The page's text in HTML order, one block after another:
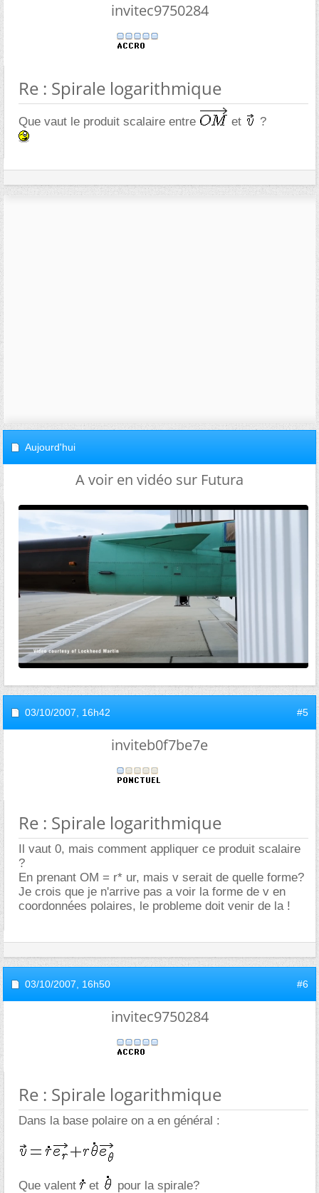
invitec9750284
Re : Spirale logarithmique
Que vaut le produit scalaire entre et ?
Aujourd'hui
A voir en vidéo sur Futura
03/10/2007, 16h42 #5
inviteb0f7be7e
Re : Spirale logarithmique
Il vaut 0, mais comment appliquer ce produit scalaire
?
En prenant OM = r* ur, mais v serait de quelle forme?
Je crois que je n'arrive pas a voir la forme de v en
coordonnées polaires, le probleme doit venir de la !
03/10/2007, 16h50 #6
invitec9750284
Re : Spirale logarithmique
Dans la base polaire on a en général :
Que valent et pour la spirale?